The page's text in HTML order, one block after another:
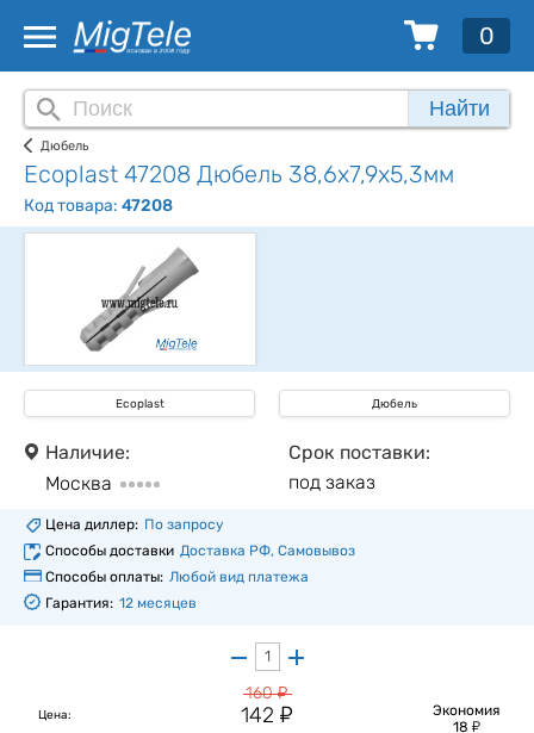
0
Найти
Дюбель
Ecoplast 47208 Дюбель 38,6х7,9х5,3мм
Код товара: 47208
Ecoplast Дюбель
Наличие:
Москва
Срок поставки:
под заказ
Цена диллер: По запросу
Способы доставки Доставка РФ, Самовывоз
Способы оплаты: Любой вид платежа
Гарантия: 12 месяцев
Цена:
160у
142у
Экономия
18 у